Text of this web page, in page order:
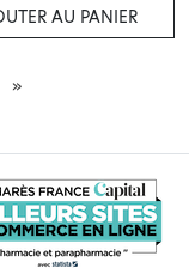
AU PANIER
»